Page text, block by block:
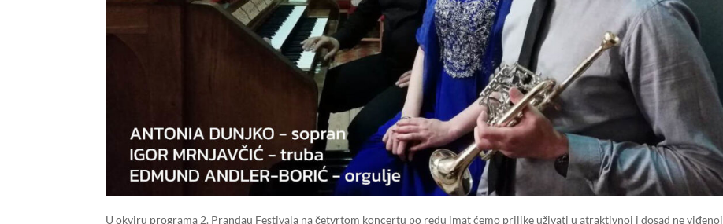
U okviru programa 2. Prandau Festivala na četvrtom koncertu po redu imat ćemo prilike uživati u atraktivnoj i dosad ne viđenoj